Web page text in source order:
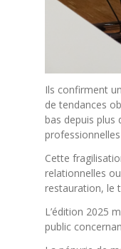
Ils confirment
de tendances
bas depuis plus
Cette
relationnelles
restauration, le
L’édition 2025
public